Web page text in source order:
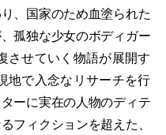
、国家のため血塗られた
孤独な少女のボディガー
させていく物語が展開す
地で入念なリサーチを行
ーに実在の人物のディテ
フィクションを超えた、